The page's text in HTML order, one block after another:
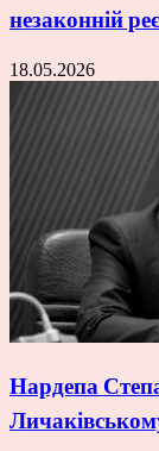
незаконній
18.05.2026
Нардепа